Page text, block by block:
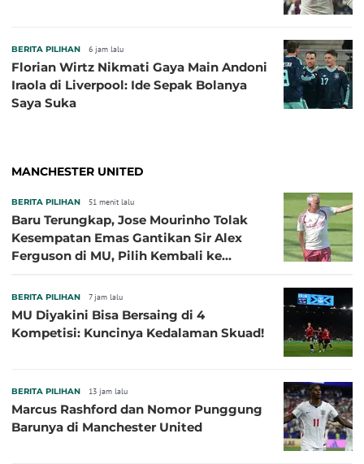
BERITA PILIHAN 6 jam lalu
Florian Wirtz Nikmati Gaya Main Andoni
Iraola di Liverpool: Ide Sepak Bolanya
Saya Suka
MANCHESTER UNITED
BERITA PILIHAN 51 menit lalu
Baru Terungkap, Jose Mourinho Tolak
Kesempatan Emas Gantikan Sir Alex
Ferguson di MU, Pilih Kembali ke
BERITA PILIHAN 7 jam lalu
MU Diyakini Bisa Bersaing di 4
Kompetisi: Kuncinya Kedalaman Skuad!
BERITA PILIHAN 13 jam lalu
Marcus Rashford dan Nomor Punggung
Barunya di Manchester United